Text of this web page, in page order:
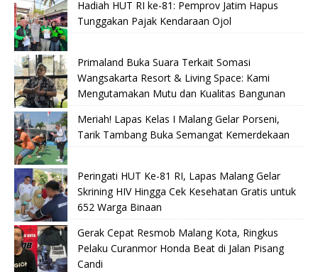
Hadiah HUT RI ke-81: Pemprov Jatim Hapus
Tunggakan Pajak Kendaraan Ojol
Primaland Buka Suara Terkait Somasi
Wangsakarta Resort & Living Space: Kami
Mengutamakan Mutu dan Kualitas Bangunan
Meriah! Lapas Kelas I Malang Gelar Porseni,
Tarik Tambang Buka Semangat Kemerdekaan
Peringati HUT Ke-81 RI, Lapas Malang Gelar
Skrining HIV Hingga Cek Kesehatan Gratis untuk
652 Warga Binaan
Gerak Cepat Resmob Malang Kota, Ringkus
Pelaku Curanmor Honda Beat di Jalan Pisang
Candi